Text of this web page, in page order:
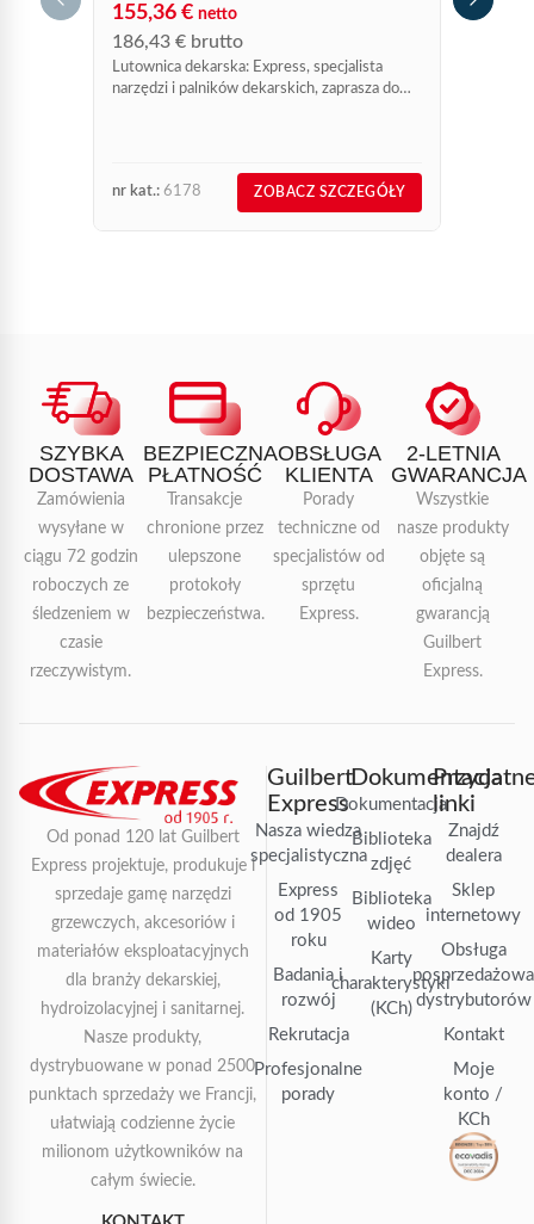
155,36 € netto
186,43 € brutto
Lutownica dekarska: Express, specjalista
narzędzi i palników dekarskich, zaprasza do
nr kat.: 6178 ZOBACZ SZCZEGÓŁY
SZYBKA
DOSTAWA
Zamówienia
wysyłane w
ciągu 72 godzin
roboczych ze
śledzeniem w
czasie
rzeczywistym.
BEZPIECZNA
PŁATNOŚĆ
Transakcje
chronione przez
ulepszone
protokoły
bezpieczeństwa.
OBSŁUGA
KLIENTA
Porady
techniczne od
specjalistów od
sprzętu
Express.
2-LETNIA
GWARANCJA
Wszystkie
nasze produkty
objęte są
oficjalną
gwarancją
Guilbert
Express.
Od ponad 120 lat Guilbert
Express projektuje, produkuje i
sprzedaje gamę narzędzi
grzewczych, akcesoriów i
materiałów eksploatacyjnych
dla branży dekarskiej,
hydroizolacyjnej i sanitarnej.
Nasze produkty,
dystrybuowane w ponad 2500
punktach sprzedaży we Francji,
ułatwiają codzienne życie
milionom użytkowników na
całym świecie.
Guilbert
Express
Nasza wiedza
specjalistyczna
Express
od 1905
roku
Badania i
rozwój
Rekrutacja
Profesjonalne
porady
Dokumentacja
Dokumentacja
Biblioteka
zdjęć
Biblioteka
wideo
Karty
charakterystyki
(KCh)
linki
Znajdź
dealera
Sklep
internetowy
Obsługa
posprzedażowa
dystrybutorów
Kontakt
Moje
konto /
KCh